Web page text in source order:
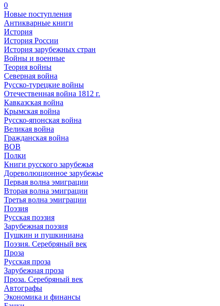
0
Новые поступления
Антикварные книги
История
История России
История зарубежных стран
Войны и военные
Теория войны
Северная война
Русско-турецкие войны
Отечественная война 1812 г.
Кавказская война
Крымская война
Русско-японская война
Великая война
Гражданская война
ВОВ
Полки
Книги русского зарубежья
Дореволюционное зарубежье
Первая волна эмиграции
Вторая волна эмиграции
Третья волна эмиграции
Поэзия
Русская поэзия
Зарубежная поэзия
Пушкин и пушкиниана
Поэзия. Серебряный век
Проза
Русская проза
Зарубежная проза
Проза. Серебряный век
Автографы
Экономика и финансы